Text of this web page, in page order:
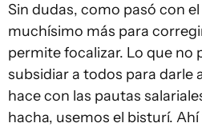
Sin dudas, como pasó con
muchísimo más para
permite focalizar. Lo que no
subsidiar a todos para darle
hace con las pautas
hacha, usemos el bisturí.